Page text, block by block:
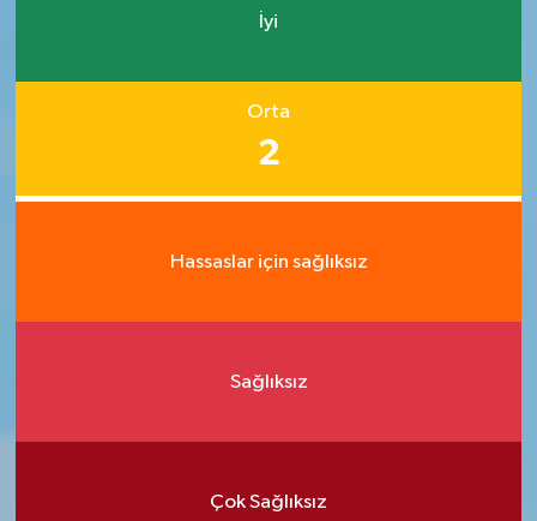
İyi
Orta
2
Hassaslar için sağlıksız
Sağlıksız
Çok Sağlıksız